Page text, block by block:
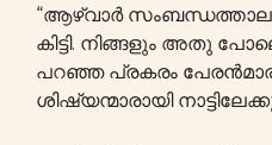
“ആഴ്വാർ
കിട്ടി. നിങ്ങളും അതു
പറഞ്ഞ പ്രകരം
ശിഷ്യന്മാരായി